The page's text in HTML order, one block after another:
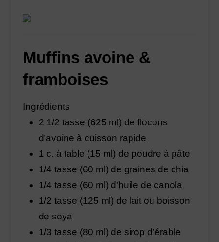
Muffins avoine &
framboises
Ingrédients
2 1/2 tasse (625 ml) de flocons
d’avoine à cuisson rapide
1 c. à table (15 ml) de poudre à pâte
1/4 tasse (60 ml) de graines de chia
1/4 tasse (60 ml) d’huile de canola
1/2 tasse (125 ml) de lait ou boisson
de soya
1/3 tasse (80 ml) de sirop d’érable